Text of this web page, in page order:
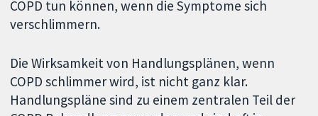
COPD tun können, wenn die Symptome sich
verschlimmern.
Die Wirksamkeit von Handlungsplänen, wenn
COPD schlimmer wird, ist nicht ganz klar.
Handlungspläne sind zu einem zentralen Teil der